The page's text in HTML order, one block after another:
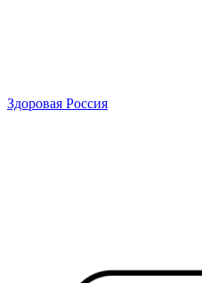
Здоровая Россия